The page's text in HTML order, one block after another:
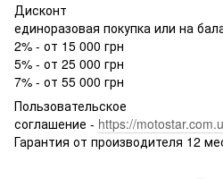
Дисконт
единоразовая покупка или на
2% - от 15 000 грн
5% - от 25 000 грн
7% - от 55 000 грн
Пользовательское
соглашение - https://
Гарантия от производителя 12